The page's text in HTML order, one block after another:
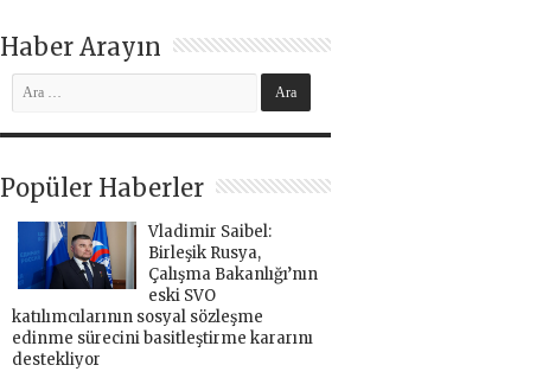
Haber Arayın
Popüler Haberler
Vladimir Saibel:
Birleşik Rusya,
Çalışma Bakanlığı’nın
eski SVO
katılımcılarının sosyal sözleşme
edinme sürecini basitleştirme kararını
destekliyor